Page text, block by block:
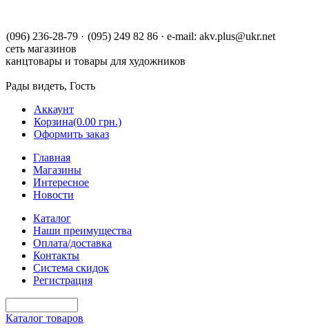
(096) 236-28-79 · (095) 249 82 86 · e-mail: akv.plus@ukr.net
сеть магазинов
канцтовары и товары для художников
Рады видеть, Гость
Аккаунт
Корзина(0.00 грн.)
Оформить заказ
Главная
Магазины
Интересное
Новости
Каталог
Наши преимущества
Оплата/доставка
Контакты
Система скидок
Регистрация
Каталог товаров